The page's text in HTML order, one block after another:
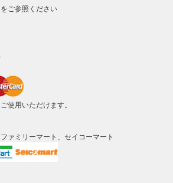
をご参照ください
使用いただけます。
ァミリーマート、セイコーマート